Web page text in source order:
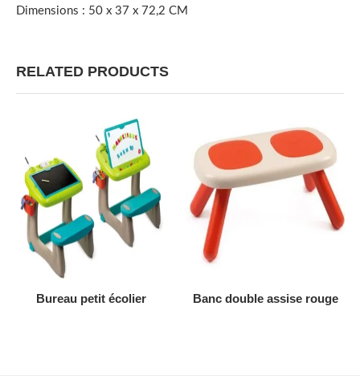
Dimensions : 50 x 37 x 72,2 CM
RELATED PRODUCTS
AJOUTER AU DEVIS
Bureau petit écolier AJOUTER AU DEVIS
Banc double assise rouge